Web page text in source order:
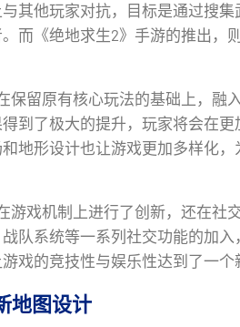
其他玩家对抗，目标是通过搜
而《绝地求生2》手游的推出，
保留原有核心玩法的基础上，融
到了极大的提升，玩家将会在
地形设计也让游戏更加多样化
游戏机制上进行了创新，还在社
队系统等一系列社交功能的加
戏的竞技性与娱乐性达到了一个
地图设计